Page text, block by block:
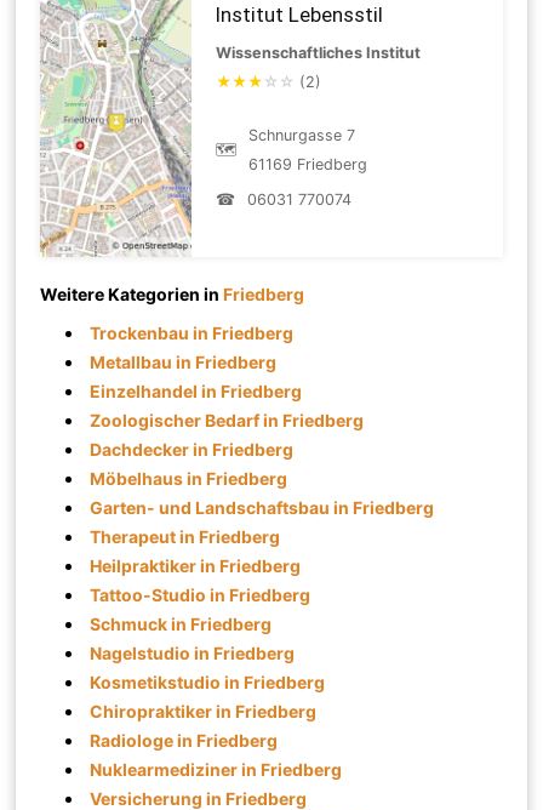
Institut Lebensstil
Wissenschaftliches Institut
★★★ ☆ ☆ (2)
🗺
Schnurgasse 7
61169 Friedberg
☎
06031 770074
Weitere Kategorien inFriedberg
Trockenbau in Friedberg
Metallbau in Friedberg
Einzelhandel in Friedberg
Zoologischer Bedarf in Friedberg
Dachdecker in Friedberg
Möbelhaus in Friedberg
Garten- und Landschaftsbau in Friedberg
Therapeut in Friedberg
Heilpraktiker in Friedberg
Tattoo-Studio in Friedberg
Schmuck in Friedberg
Nagelstudio in Friedberg
Kosmetikstudio in Friedberg
Chiropraktiker in Friedberg
Radiologe in Friedberg
Nuklearmediziner in Friedberg
Versicherung in Friedberg